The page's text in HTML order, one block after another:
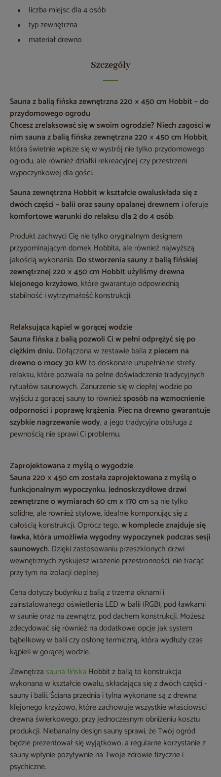
liczba miejsc dla 4 osób
typ zewnętrzna
materiał drewno
Szczegóły
Sauna z balią fińska zewnętrzna 220 × 450 cm Hobbit – do
przydomowego ogrodu
Chcesz zrelaksować się w swoim ogrodzie? Niech zagości w
nimsauna z balią fińska zewnętrzna 220 × 450 cm Hobbit,
która świetnie wpisze się w wystrój nie tylko przydomowego
ogrodu, ale również działki rekreacyjnej czy przestrzeni
wypoczynkowej dla gości.
Sauna zewnętrzna Hobbitw kształcie owaluskłada się z
dwóch części – balii oraz sauny opalanej drewnem i oferuje
komfortowe warunki do relaksu dla 2 do 4 osób.
Produkt zachwyci Cię nie tylko oryginalnym designem
przypominającym domek Hobbita, ale również najwyższą
jakością wykonania. Do stworzeniasauny z balią fińskiej
zewnętrznej 220 × 450 cm Hobbitużyliśmy drewna
klejonego krzyżowo, które gwarantuje odpowiednią
stabilność i wytrzymałość konstrukcji.
Relaksująca kąpiel w gorącej wodzie
Sauna fińska z baliąpozwoli Ci w pełni odprężyć się po
ciężkim dniu.Dołączona w zestawie baliaz piecem na
drewno o mocy 30 kWto doskonałe uzupełnienie strefy
relaksu, które pozwala na pełne doświadczenie tradycyjnych
rytuałów saunowych. Zanurzenie się w ciepłej wodzie po
wyjściu z gorącej sauny to równieżsposób na wzmocnienie
odporności i poprawę krążenia. Piec na drewno gwarantuje
szybkie nagrzewanie wody, a jego tradycyjna obsługa z
pewnością nie sprawi Ci problemu.
Zaprojektowana z myślą o wygodzie
Sauna 220 × 450 cmzostała zaprojektowana z myślą o
funkcjonalnym wypoczynku. Jednoskrzydłowe drzwi
zewnętrzne o wymiarach 60 cm x 170 cmsą nie tylko
solidne, ale również stylowe, idealnie komponując się z
całością konstrukcji. Oprócz tego,w komplecie znajduje się
ławka, która umożliwia wygodny wypoczynek podczas sesji
saunowych. Dzięki zastosowaniu przeszklonych drzwi
wewnętrznych zyskujesz wrażenie przestronności, nie tracąc
przy tym na izolacji cieplnej.
Cena dotyczy budynku z balią z trzema oknami i
zainstalowanego oświetlenia LED w balii (RGB), pod ławkami
w saunie oraz na zewnątrz, pod dachem konstrukcji. Możesz
zdecydować się również na dodatkowe opcje jak system
bąbelkowy w balii czy osłonę termiczną, która wydłuży czas
kąpieli w gorącej wodzie.
Zewnętrzasauna fińska Hobbit z balią to konstrukcja
wykonana w kształcie owalu, składająca się z dwóch części -
sauny i balii. Ściana przednia i tylna wykonane są z drewna
klejonego krzyżowo, które zachowuje wszystkie właściowści
drewna świerkowego, przy jednoczesnym obniżeniu kosztu
produkcji. Niebanalny design sauny sprawi, że Twój ogród
będzie prezentował się wyjątkowo, a regularne korzystanie z
sauny wpłynie pozytywnie na Twoje zdrowie fizyczne i
psychiczne.